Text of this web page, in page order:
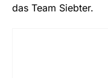
das Team Siebter.